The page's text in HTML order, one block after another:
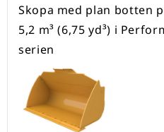
Skopa med plan botten
5,2 m³ (6,75 yd³) i
serien